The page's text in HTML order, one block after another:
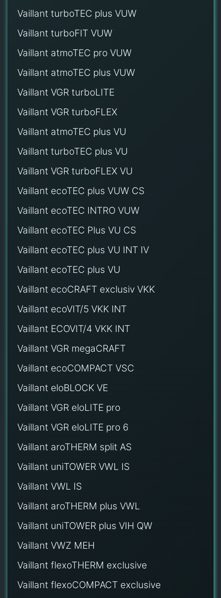
Vaillant turboTEC plus VUW
Vaillant turboFIT VUW
Vaillant atmoTEC pro VUW
Vaillant atmoTEC plus VUW
Vaillant VGR turboLITE
Vaillant VGR turboFLEX
Vaillant atmoTEC plus VU
Vaillant turboTEC plus VU
Vaillant VGR turboFLEX VU
Vaillant ecoTEC plus VUW CS
Vaillant ecoTEC INTRO VUW
Vaillant ecoTEC Plus VU CS
Vaillant ecoTEC plus VU INT IV
Vaillant ecoTEC plus VU
Vaillant ecoCRAFT exclusiv VKK
Vaillant ecoVIT/5 VKK INT
Vaillant ECOVIT/4 VKK INT
Vaillant VGR megaCRAFT
Vaillant ecoCOMPACT VSC
Vaillant eloBLOCK VE
Vaillant VGR eloLITE pro
Vaillant VGR eloLITE pro 6
Vaillant aroTHERM split AS
Vaillant uniTOWER VWL IS
Vaillant VWL IS
Vaillant aroTHERM plus VWL
Vaillant uniTOWER plus VIH QW
Vaillant VWZ MEH
Vaillant flexoTHERM exclusive
Vaillant flexoCOMPACT exclusive